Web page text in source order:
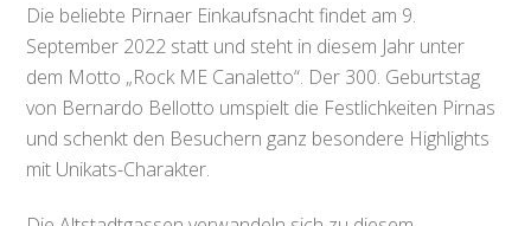
Die beliebte Pirnaer Einkaufsnacht findet am 9.
September 2022 statt und steht in diesem Jahr unter
dem Motto „Rock ME Canaletto“. Der 300. Geburtstag
von Bernardo Bellotto umspielt die Festlichkeiten Pirnas
und schenkt den Besuchern ganz besondere Highlights
mit Unikats-Charakter.